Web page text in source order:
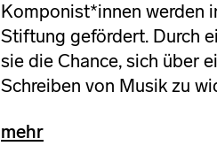
Komponist*innen werden
Stiftung gefördert. Durch
sie die Chance, sich über
Schreiben von Musik zu
mehr